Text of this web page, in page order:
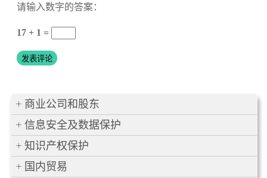
请输入数字的答案：
17 + 1 =
商业公司和股东
信息安全及数据保护
知识产权保护
国内贸易